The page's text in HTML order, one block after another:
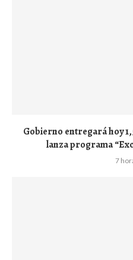
Gobierno entregará hoy
lanza programa
7